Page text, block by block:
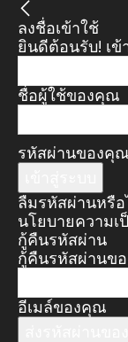
ลงชื่อเข้าใช้
ยินดีต้อนรับ! เ
ชื่อผู้ใช้ของคุณ
รหัสผ่านของคุณ
ลืมรหัสผ่านหรื
นโยบายความเ
กู้คืนรหัสผ่าน
กู้คืนรหัสผ่านข
อีเมล์ของคุณ